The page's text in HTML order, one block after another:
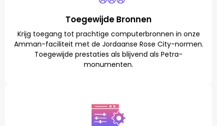
Toegewijde Bronnen
Krijg toegang tot prachtige computerbronnen in onze
Amman-faciliteit met de Jordaanse Rose City-normen.
Toegewijde prestaties als blijvend als Petra-
monumenten.